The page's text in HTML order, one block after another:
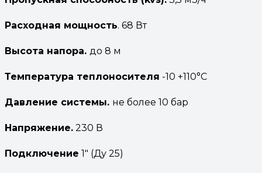
Расходная мощность. 68 Вт
Высота напора. до 8 м
Температура теплоносителя -10 +110°С
Давление системы. не более 10 бар
Напряжение. 230 В
Подключениe 1″ (Ду 25)